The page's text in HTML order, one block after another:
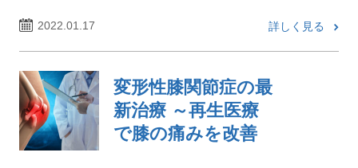
2022.01.17 詳しく見る
変形性膝関節症の最
新治療 ～再生医療
で膝の痛みを改善